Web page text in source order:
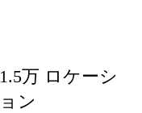
1.5万 ロケーシ
ョン